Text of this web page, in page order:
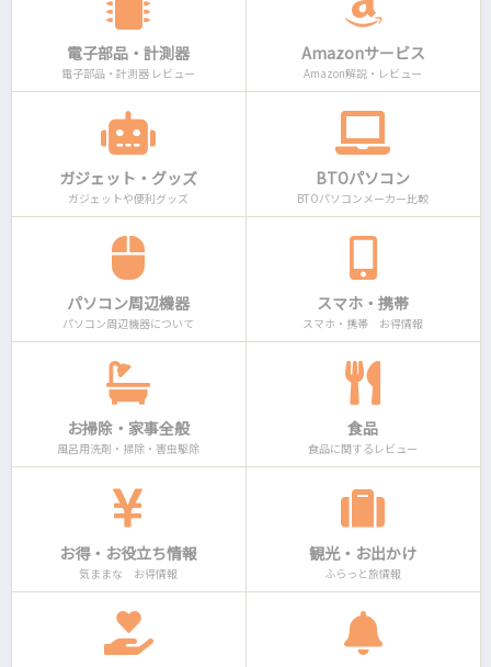
電子部品・計測器
電子部品・計測器 レビュー
Amazonサービス
Amazon解説・レビュー
ガジェット・グッズ
ガジェットや便利グッズ
BTOパソコン
BTOパソコンメーカー比較
パソコン周辺機器
パソコン周辺機器について
スマホ・携帯
スマホ・携帯 お得情報
お掃除・家事全般
風呂用洗剤・掃除・害虫駆除
食品
食品に関するレビュー
お得・お役立ち情報
気ままな お得情報
観光・お出かけ
ふらっと旅情報